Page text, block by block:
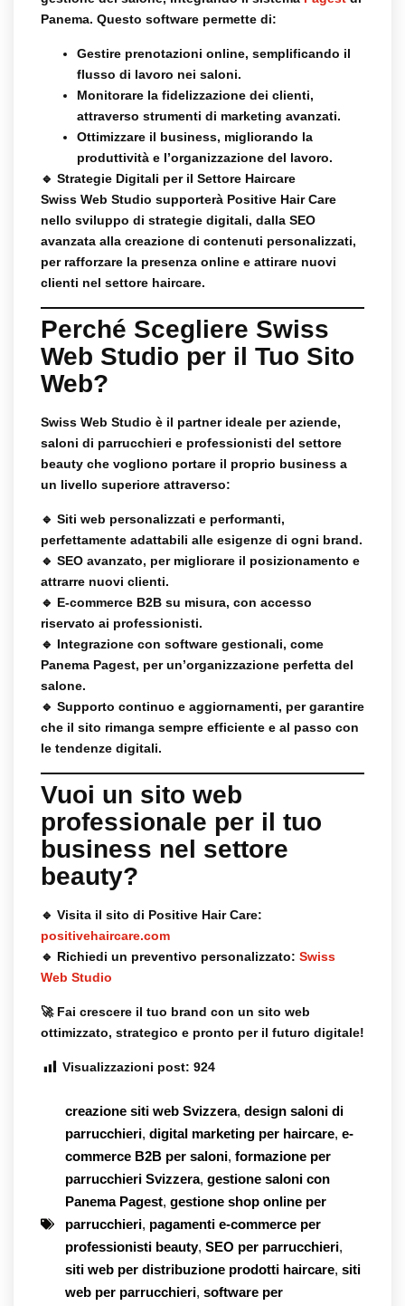
Panema. Questo software permette di:
Gestire prenotazioni online, semplificando il
flusso di lavoro nei saloni.
Monitorare la fidelizzazione dei clienti,
attraverso strumenti di marketing avanzati.
Ottimizzare il business, migliorando la
produttività e l’organizzazione del lavoro.
🔹 Strategie Digitali per il Settore Haircare
Swiss Web Studio supporterà Positive Hair Care
nello sviluppo di strategie digitali, dalla SEO
avanzata alla creazione di contenuti personalizzati,
per rafforzare la presenza online e attirare nuovi
clienti nel settore haircare.
Perché Scegliere Swiss
Web Studio per il Tuo Sito
Web?
Swiss Web Studio è il partner ideale peraziende,
saloni di parrucchieri e professionisti del settore
beauty che vogliono portare il proprio business a
un livello superiore attraverso:
🔹 Siti web personalizzati e performanti,
perfettamente adattabili alle esigenze di ogni brand.
🔹 SEO avanzato, per migliorare il posizionamento e
attrarre nuovi clienti.
🔹 E-commerce B2B su misura, con accesso
riservato ai professionisti.
🔹 Integrazione con software gestionali, come
Panema Pagest, per un’organizzazione perfetta del
salone.
🔹 Supporto continuo e aggiornamenti, per garantire
che il sito rimanga sempre efficiente e al passo con
le tendenze digitali.
Vuoi un sito web
professionale per il tuo
business nel settore
beauty?
🔹 Visita il sito di Positive Hair Care:
positivehaircare.com
🔹 Richiedi un preventivo personalizzato: Swiss
Web Studio
🚀 Fai crescere il tuo brand con un sito web
ottimizzato, strategico e pronto per il futuro digitale!
Visualizzazioni post: 924
creazione siti web Svizzera, design saloni di
parrucchieri, digital marketing per haircare, e-
commerce B2B per saloni, formazione per
parrucchieri Svizzera, gestione saloni con
Panema Pagest, gestione shop online per
parrucchieri, pagamenti e-commerce per
professionisti beauty, SEO per parrucchieri,
siti web per distribuzione prodotti haircare, siti
web per parrucchieri, software per